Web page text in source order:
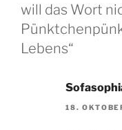
will das Wort
Lebens“
18.